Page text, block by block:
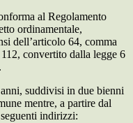
al Regolamento
ordinamentale,
dell’articolo 64, comma
convertito dalla legge 6
suddivisi in due bienni
mentre, a partire dal
indirizzi: